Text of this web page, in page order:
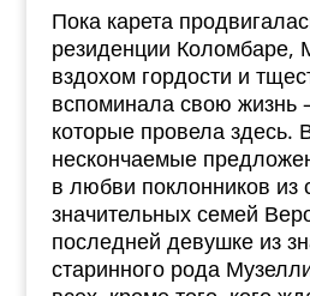
Пока карета
резиденции Коломбаре,
вздохом гордости и
вспоминала свою жизнь
которые провела здесь.
нескончаемые
в любви поклонников из
значительных семей
последней девушке из
старинного рода